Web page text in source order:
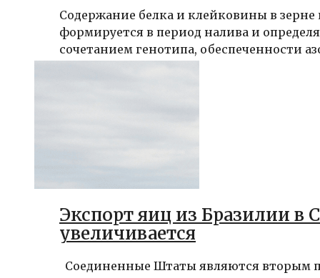
Содержание белка и клейковины в
формируется в период налива и
сочетанием генотипа, обеспеченности
Экспорт яиц из Бразилии в
увеличивается
Соединенные Штаты являются вторым